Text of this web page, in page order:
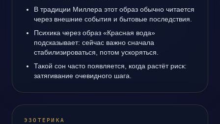
В традиции Миллера этот образ обычно читается
через внешние события и бытовые последствия.
Психика через образ «Красная вода»
подсказывает: сейчас важно сначала
стабилизироваться, потом ускоряться.
Такой сон часто появляется, когда растёт риск:
затягивание очевидного шага.
ЭЗОТЕРИКА